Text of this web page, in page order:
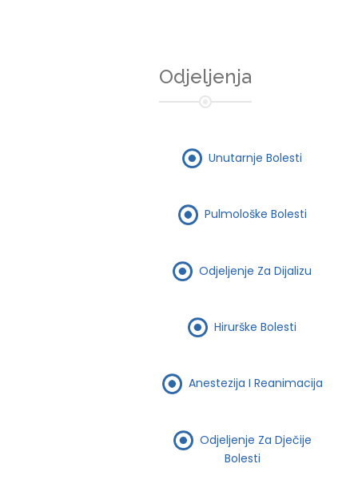
Odjeljenja
Unutarnje Bolesti
Pulmološke Bolesti
Odjeljenje Za Dijalizu
Hirurške Bolesti
Anestezija I Reanimacija
Odjeljenje Za Dječije
Bolesti